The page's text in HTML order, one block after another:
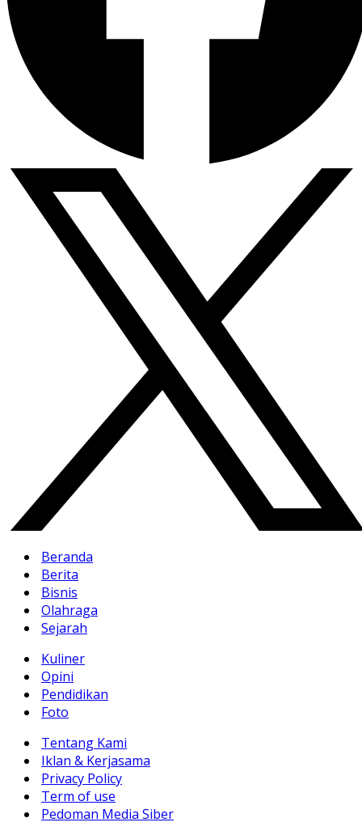
Beranda
Berita
Bisnis
Olahraga
Sejarah
Kuliner
Opini
Pendidikan
Foto
Tentang Kami
Iklan & Kerjasama
Privacy Policy
Term of use
Pedoman Media Siber